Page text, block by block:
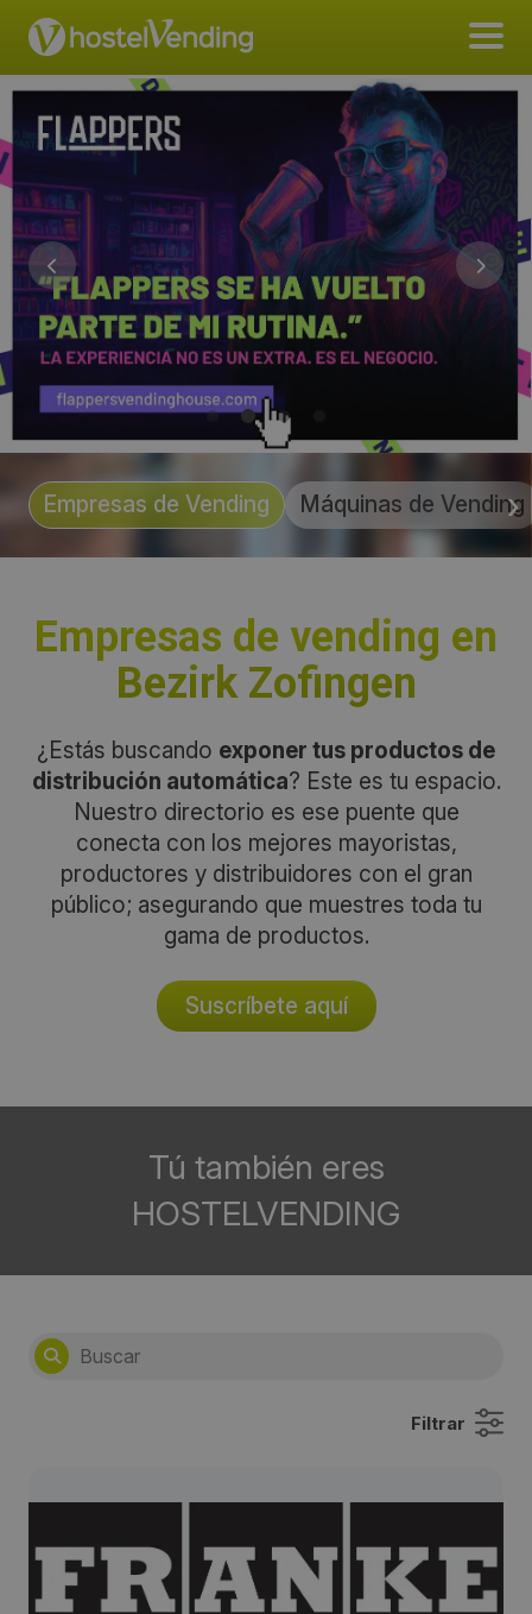
Empresas de Vending Máquinas de Vending
Empresas de vending en
Bezirk Zofingen
¿Estás buscando exponer tus productos de
distribución automática? Este es tu espacio.
Nuestro directorio es ese puente que
conecta con los mejores mayoristas,
productores y distribuidores con el gran
público; asegurando que muestres toda tu
gama de productos.
Suscríbete aquí
Tú también eres
HOSTELVENDING
Filtrar